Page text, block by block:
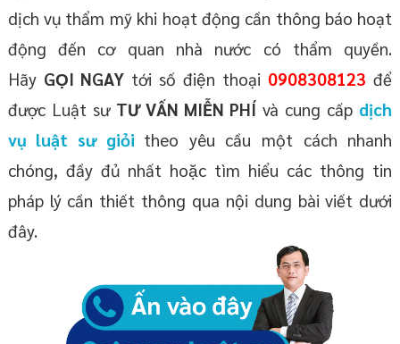
dịch vụ thẩm mỹ khi hoạt động cần thông báo hoạt
động đến cơ quan nhà nước có thẩm quyền.
Hãy GỌI NGAYtới số điện thoại 0908308123 để
được Luật sư TƯ VẤN MIỄN PHÍ và cung cấp dịch
vụ luật sư giỏi theo yêu cầu một cách nhanh
chóng, đầy đủ nhất hoặc tìm hiểu các thông tin
pháp lý cần thiết thông qua nội dung bài viết dưới
đây.